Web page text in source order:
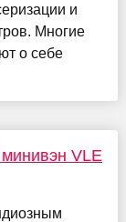
и
Многие
о себе
VLE